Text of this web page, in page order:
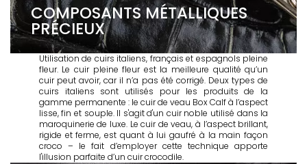
COMPOSANTS MÉTALLIQUES
PRÉCIEUX
Utilisation de cuirs italiens, français et espagnols pleine
fleur. Le cuir pleine fleur est la meilleure qualité qu’un
cuir peut avoir, car il n’a pas été corrigé. Deux types de
cuirs italiens sont utilisés pour les produits de la
gamme permanente : le cuir de veau Box Calf à l’aspect
lisse, fin et souple. Il s'agit d'un cuir noble utilisé dans la
maroquinerie de luxe. Le cuir de veau, à l’aspect brillant,
rigide et ferme, est quant à lui gaufré à la main façon
croco – le fait d’employer cette technique apporte
l'illusion parfaite d’un cuir crocodile.